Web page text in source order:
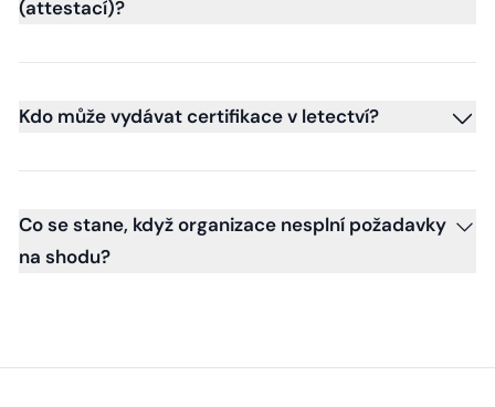
(attestací)?
Kdo může vydávat certifikace v letectví?
Co se stane, když organizace nesplní požadavky
na shodu?